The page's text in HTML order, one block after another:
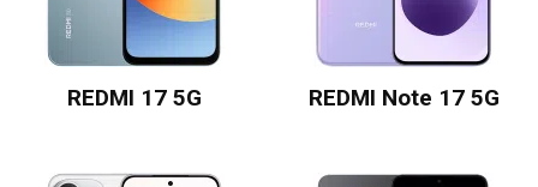
REDMI 17 5G REDMI Note 17 5G